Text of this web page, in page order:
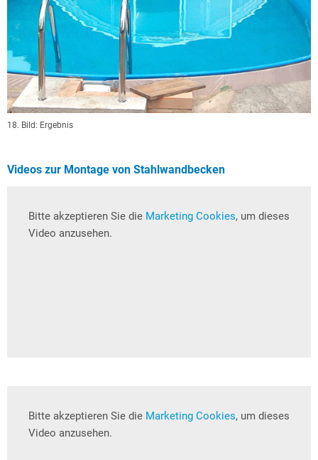
18. Bild: Ergebnis
Videos zur Montage von Stahlwandbecken
Bitte akzeptieren Sie die Marketing Cookies, um dieses
Video anzusehen.
Bitte akzeptieren Sie die Marketing Cookies, um dieses
Video anzusehen.